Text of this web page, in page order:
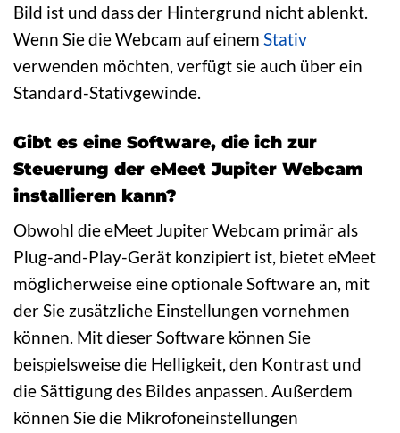
Bild ist und dass der Hintergrund nicht ablenkt.
Wenn Sie die Webcam auf einem Stativ
verwenden möchten, verfügt sie auch über ein
Standard-Stativgewinde.
Gibt es eine Software, die ich zur
Steuerung der eMeet Jupiter Webcam
installieren kann?
Obwohl die eMeet Jupiter Webcam primär als
Plug-and-Play-Gerät konzipiert ist, bietet eMeet
möglicherweise eine optionale Software an, mit
der Sie zusätzliche Einstellungen vornehmen
können. Mit dieser Software können Sie
beispielsweise die Helligkeit, den Kontrast und
die Sättigung des Bildes anpassen. Außerdem
können Sie die Mikrofoneinstellungen